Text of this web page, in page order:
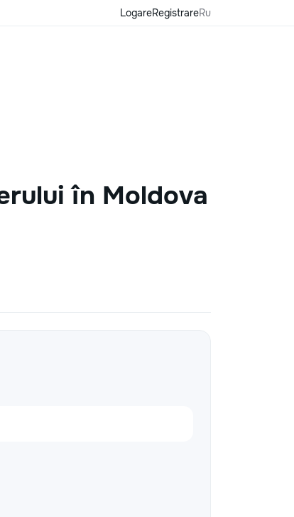
LogareRegistrareRu
în Moldova